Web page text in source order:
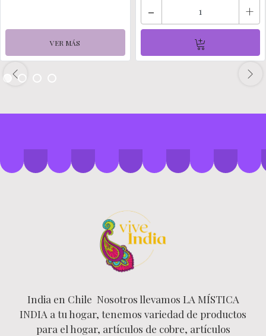
VER MÁS
- +
India en Chile Nosotros llevamos LA MÍSTICA
INDIA a tu hogar, tenemos variedad de productos
para el hogar, artículos de cobre, artículos